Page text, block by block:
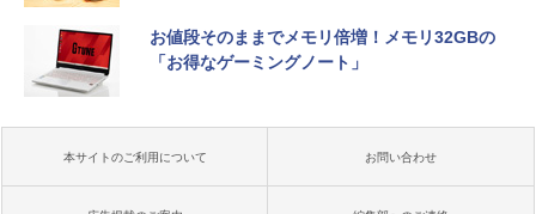
お値段そのままでメモリ倍増！メモリ32GBの
「お得なゲーミングノート」
本サイトのご利用について お問い合わせ